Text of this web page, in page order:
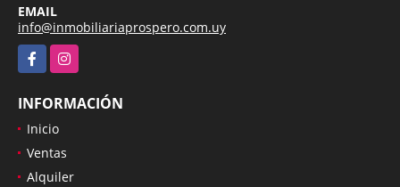
EMAIL
info@inmobiliariaprospero.com.uy
FacebookInstagram
INFORMACIÓN
Inicio
Ventas
Alquiler